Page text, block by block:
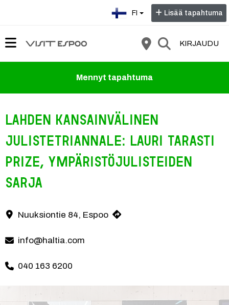
FI Lisää tapahtuma
KIRJAUDU
Mennyt tapahtuma
Lahden kansainvälinen
julistetriannale: Lauri Tarasti
Prize, ympäristöjulisteiden
sarja
Lahden kansainvälinen julistetriannale: Lauri Tarasti Prize,
Yhteystiedot
Nuuksiontie 84, Espoo
info@haltia.com
040 163 6200